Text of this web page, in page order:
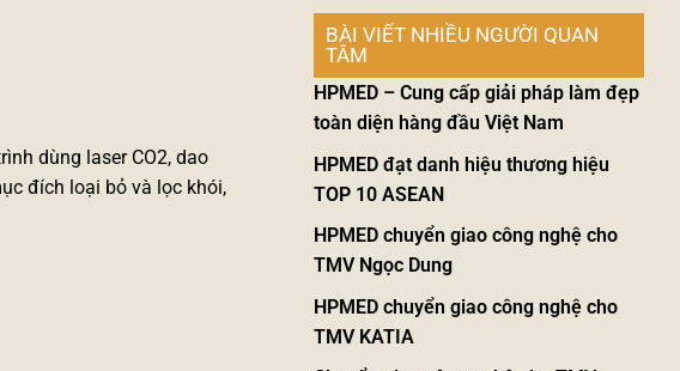
dùng laser CO2, dao
đích loại bỏ và lọc khói,
BÀI VIẾT NHIỀU NGƯỜI QUAN
TÂM
HPMED – Cung cấp giải pháp làm đẹp
toàn diện hàng đầu Việt Nam
HPMED đạt danh hiệu thương hiệu
TOP 10 ASEAN
HPMED chuyển giao công nghệ cho
TMV Ngọc Dung
HPMED chuyển giao công nghệ cho
TMV KATIA